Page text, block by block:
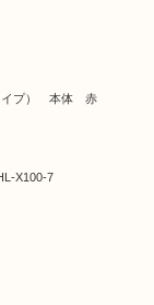
イプ） 本体 赤
X100-7